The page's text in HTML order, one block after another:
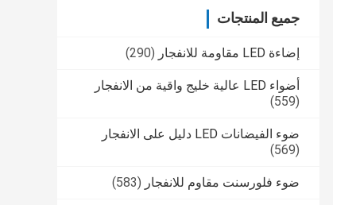
جميع المنتجات
إضاءة LED مقاومة للانفجار (290)
أضواء LED عالية خليج واقية من الانفجار
(559)
ضوء الفيضانات LED دليل على الانفجار
(569)
ضوء فلورسنت مقاوم للانفجار (583)